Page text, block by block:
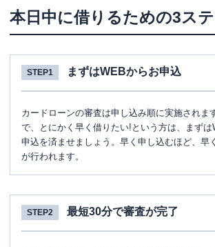
本日中に借りるための3ス
STEP1 まずはWEBからお申込
カードローンの審査は申し込み順に実施されま
で、とにかく早く借りたい!という方は、まずは
申込を済ませましょう。早く申し込むほど、早
が行われます。
STEP2 最短30分で審査が完了